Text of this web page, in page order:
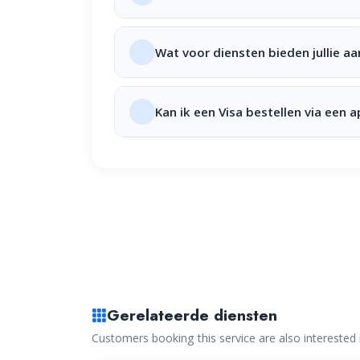
Wat voor diensten bieden jullie
Kan ik een Visa bestellen via een
Gerelateerde diensten
Customers booking this service are also interested